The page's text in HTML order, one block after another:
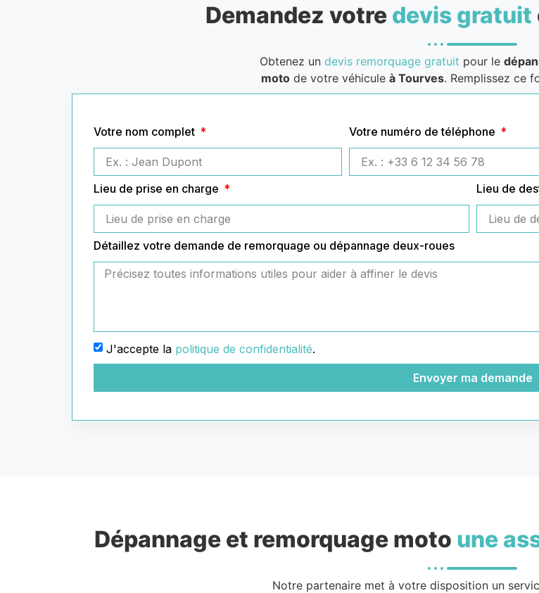
Demandez votre devis gratuit
Obtenez un devis remorquage gratuit pour le
motode votre véhicule à Tourves. Remplissez ce
Votre nom complet Votre numéro de téléphone
Lieu de prise en charge Lieu de
Détaillez votre demande de remorquage ou dépannage deux-roues
J'accepte la politique de confidentialité.
Envoyer ma demande
Dépannage et remorquage moto une
Notre partenaire met à votre disposition un